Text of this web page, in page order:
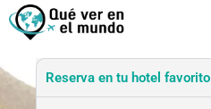
Reserva en tu hotel favorito